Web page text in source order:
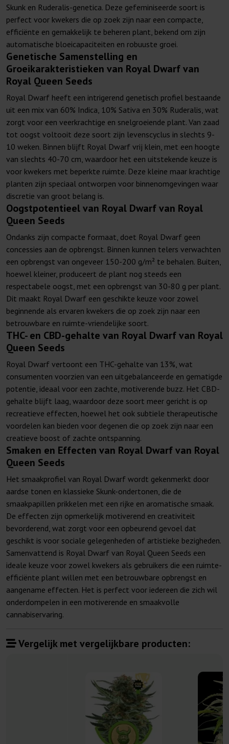
Skunk en Ruderalis-genetica. Deze gefeminiseerde soort is
perfect voor kwekers die op zoek zijn naar een compacte,
efficiënte en gemakkelijk te beheren plant, bekend om zijn
automatische bloeicapaciteiten en robuuste groei.
Genetische Samenstelling en
Groeikarakteristieken van Royal Dwarf van
Royal Queen Seeds
Royal Dwarf heeft een intrigerend genetisch profiel bestaande
uit een mix van 60% Indica, 10% Sativa en 30% Ruderalis, wat
zorgt voor een veerkrachtige en snelgroeiende plant. Van zaad
tot oogst voltooit deze soort zijn levenscyclus in slechts 9-
10 weken. Binnen blijft Royal Dwarf vrij klein, met een hoogte
van slechts 40-70 cm, waardoor het een uitstekende keuze is
voor kwekers met beperkte ruimte. Deze kleine maar krachtige
planten zijn speciaal ontworpen voor binnenomgevingen waar
discretie van groot belang is.
Oogstpotentieel van Royal Dwarf van Royal
Queen Seeds
Ondanks zijn compacte formaat, doet Royal Dwarf geen
concessies aan de opbrengst. Binnen kunnen telers verwachten
een opbrengst van ongeveer 150-200 g/m² te behalen. Buiten,
hoewel kleiner, produceert de plant nog steeds een
respectabele oogst, met een opbrengst van 30-80 g per plant.
Dit maakt Royal Dwarf een geschikte keuze voor zowel
beginnende als ervaren kwekers die op zoek zijn naar een
betrouwbare en ruimte-vriendelijke soort.
THC- en CBD-gehalte van Royal Dwarf van Royal
Queen Seeds
Royal Dwarf vertoont een THC-gehalte van 13%, wat
consumenten voorzien van een uitgebalanceerde en gematigde
potentie, ideaal voor een zachte, motiverende buzz. Het CBD-
gehalte blijft laag, waardoor deze soort meer gericht is op
recreatieve effecten, hoewel het ook subtiele therapeutische
voordelen kan bieden voor degenen die op zoek zijn naar een
creatieve boost of zachte ontspanning.
Smaken en Effecten van Royal Dwarf van Royal
Queen Seeds
Het smaakprofiel van Royal Dwarf wordt gekenmerkt door
aardse tonen en klassieke Skunk-ondertonen, die de
smaakpapillen prikkelen met een rijke en aromatische smaak.
De effecten zijn opmerkelijk motiverend en creativiteit
bevorderend, wat zorgt voor een opbeurend gevoel dat
geschikt is voor sociale gelegenheden of artistieke bezigheden.
Samenvattend is Royal Dwarf van Royal Queen Seeds een
ideale keuze voor zowel kwekers als gebruikers die een ruimte-
efficiënte plant willen met een betrouwbare opbrengst en
aangename effecten. Het is perfect voor iedereen die zich wil
onderdompelen in een motiverende en smaakvolle
cannabiservaring.
Vergelijk met vergelijkbare producten: